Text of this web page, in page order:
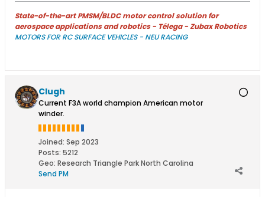
State-of-the-art PMSM/BLDC motor control solution for
aerospace applications and robotics - Télega - Zubax Robotics
MOTORS FOR RC SURFACE VEHICLES - NEU RACING
Clugh
Current F3A world champion American motor
winder.
Joined: Sep 2023
Posts: 5212
Geo: Research Triangle Park North Carolina
Send PM